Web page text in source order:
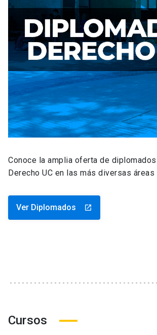
Conoce la amplia oferta de
Derecho UC en las más diversas
Ver Diplomados launch
Cursos